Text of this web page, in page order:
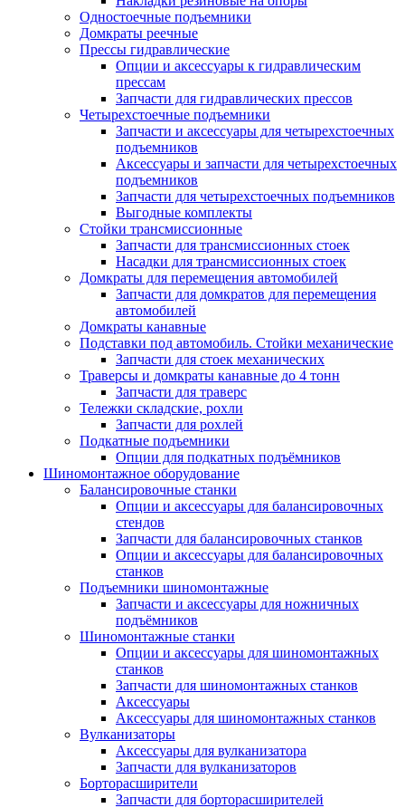
Одностоечные подъемники
Домкраты реечные
Прессы гидравлические
Опции и аксессуары к гидравлическим
прессам
Запчасти для гидравлических прессов
Четырехстоечные подъемники
Запчасти и аксессуары для четырехстоечных
подъемников
Аксессуары и запчасти для четырехстоечных
подъемников
Запчасти для четырехстоечных подъемников
Выгодные комплекты
Стойки трансмиссионные
Запчасти для трансмиссионных стоек
Насадки для трансмиссионных стоек
Домкраты для перемещения автомобилей
Запчасти для домкратов для перемещения
автомобилей
Домкраты канавные
Подставки под автомобиль. Стойки механические
Запчасти для стоек механических
Траверсы и домкраты канавные до 4 тонн
Запчасти для траверс
Тележки складские, рохли
Запчасти для рохлей
Подкатные подъемники
Опции для подкатных подъёмников
Шиномонтажное оборудование
Балансировочные станки
Опции и аксессуары для балансировочных
стендов
Запчасти для балансировочных станков
Опции и аксессуары для балансировочных
станков
Подъемники шиномонтажные
Запчасти и аксессуары для ножничных
подъёмников
Шиномонтажные станки
Опции и аксессуары для шиномонтажных
станков
Запчасти для шиномонтажных станков
Аксессуары
Аксессуары для шиномонтажных станков
Вулканизаторы
Аксессуары для вулканизатора
Запчасти для вулканизаторов
Борторасширители
Запчасти для борторасширителей